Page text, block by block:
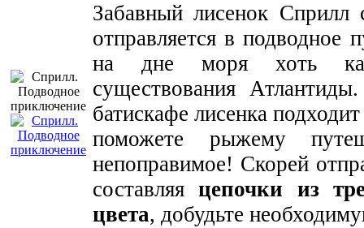
Забавный лисенок
отправляется в подводное
на дне моря хоть
существования
батискафе лисенка
поможете рыжему
непоправимое! Скорей
составляяцепочки из
цвета, добудьте